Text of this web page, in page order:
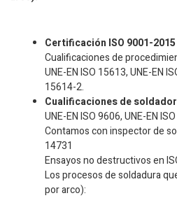
Certificación ISO 9001-2015
Cualificaciones de
UNE-EN ISO 15613, UNE-EN
15614-2.
Cualificaciones de soldador
UNE-EN ISO 9606, UNE-EN
Contamos con inspector de
14731
Ensayos no destructivos en
Los procesos de soldadura
por arco):